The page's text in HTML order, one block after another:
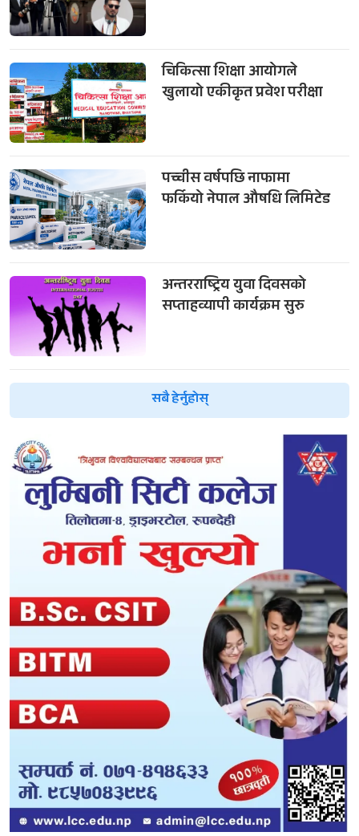
चिकित्सा शिक्षा आयोगले
खुलायो एकीकृत प्रवेश परीक्षा
पच्चीस वर्षपछि नाफामा
फर्कियो नेपाल औषधि लिमिटेड
अन्तरराष्ट्रिय युवा दिवसको
सप्ताहव्यापी कार्यक्रम सुरु
सबै हेर्नुहोस्